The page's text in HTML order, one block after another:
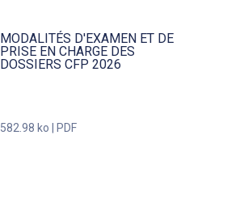
MODALITÉS D'EXAMEN ET DE
PRISE EN CHARGE DES
DOSSIERS CFP 2026
582.98 ko | PDF